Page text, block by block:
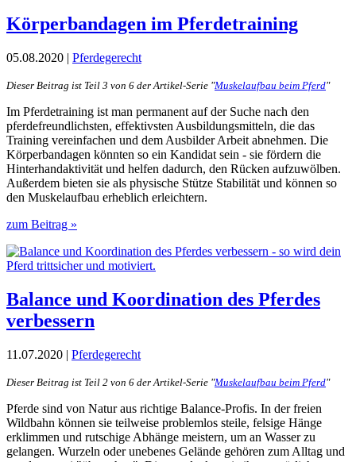
Körperbandagen im Pferdetraining
05.08.2020 | Pferdegerecht
Dieser Beitrag ist Teil 3 von 6 der Artikel-Serie "Muskelaufbau beim Pferd"
Im Pferdetraining ist man permanent auf der Suche nach den
pferdefreundlichsten, effektivsten Ausbildungsmitteln, die das
Training vereinfachen und dem Ausbilder Arbeit abnehmen. Die
Körperbandagen könnten so ein Kandidat sein - sie fördern die
Hinterhandaktivität und helfen dadurch, den Rücken aufzuwölben.
Außerdem bieten sie als physische Stütze Stabilität und können so
den Muskelaufbau erheblich erleichtern.
zum Beitrag »
Balance und Koordination des Pferdes
verbessern
11.07.2020 | Pferdegerecht
Dieser Beitrag ist Teil 2 von 6 der Artikel-Serie "Muskelaufbau beim Pferd"
Pferde sind von Natur aus richtige Balance-Profis. In der freien
Wildbahn können sie teilweise problemlos steile, felsige Hänge
erklimmen und rutschige Abhänge meistern, um an Wasser zu
gelangen. Wurzeln oder unebenes Gelände gehören zum Alltag und